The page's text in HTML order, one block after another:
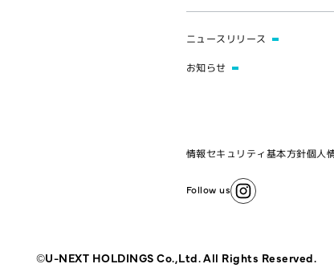
ニュースリリース
お知らせ
情報セキュリティ基本方針個人
Follow us
©U-NEXT HOLDINGS Co.,Ltd. All Rights Reserved.